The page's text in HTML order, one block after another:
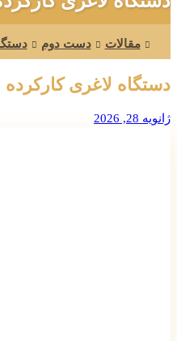
مقالات دست دوم
دستگاه لاغری
ژانویه 28, 2026